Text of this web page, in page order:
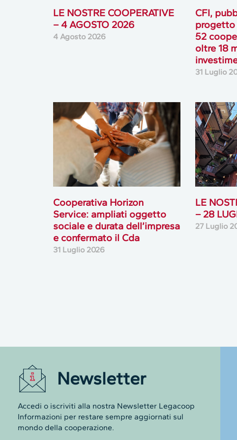
LE NOSTRE COOPERATIVE
– 4 AGOSTO 2026
4 Agosto 2026
CFI,
progetto
52
oltre 18
31 Luglio
Cooperativa Horizon
Service: ampliati oggetto
sociale e durata dell’impresa
e confermato il Cda
31 Luglio 2026
LE
– 28
27 Luglio
Newsletter
Accedi o iscriviti alla nostra Newsletter Legacoop
Informazioni per restare sempre aggiornati sul
mondo della cooperazione.
Questo sito web
visitatori e utenti